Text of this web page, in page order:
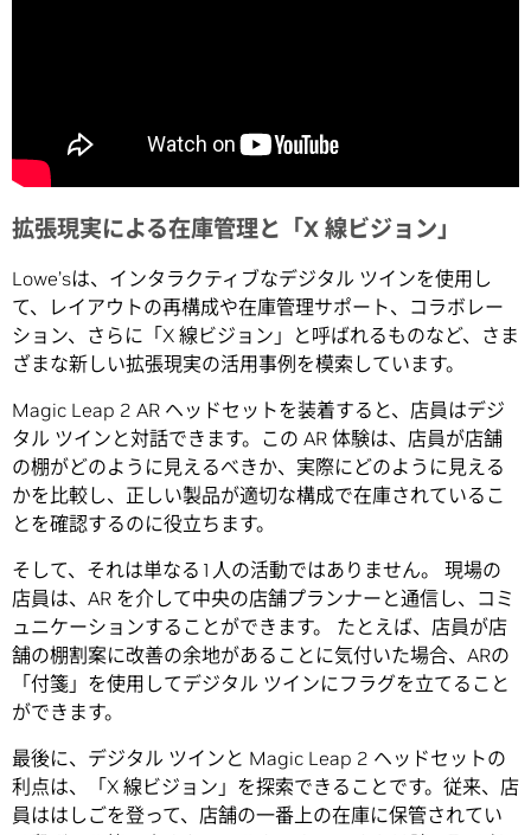
拡張現実による在庫管理と「X 線ビジョン」
Lowe’sは、インタラクティブなデジタル ツインを使用し
て、レイアウトの再構成や在庫管理サポート、コラボレー
ション、さらに「X 線ビジョン」と呼ばれるものなど、さま
ざまな新しい拡張現実の活用事例を模索しています。
Magic Leap 2 AR ヘッドセットを装着すると、店員はデジ
タル ツインと対話できます。この AR 体験は、店員が店舗
の棚がどのように見えるべきか、実際にどのように見える
かを比較し、正しい製品が適切な構成で在庫されているこ
とを確認するのに役立ちます。
そして、それは単なる1人の活動ではありません。 現場の
店員は、AR を介して中央の店舗プランナーと通信し、コミ
ュニケーションすることができます。 たとえば、店員が店
舗の棚割案に改善の余地があることに気付いた場合、ARの
「付箋」を使用してデジタル ツインにフラグを立てること
ができます。
最後に、デジタル ツインと Magic Leap 2 ヘッドセットの
利点は、「X 線ビジョン」を探索できることです。従来、店
員ははしごを登って、店舗の一番上の在庫に保管されてい